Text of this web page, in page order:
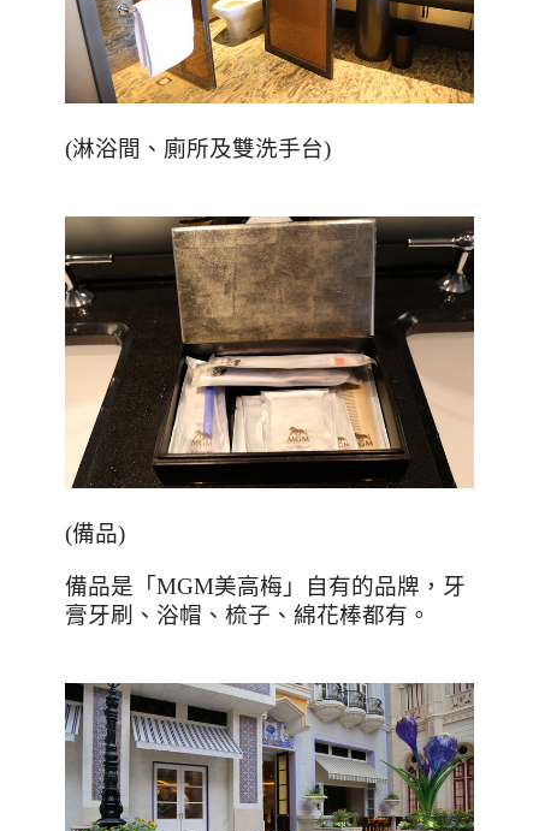
(淋浴間、廁所及雙洗手台)
(備品)
備品是「 MGM美高梅」自有的品牌，牙
膏牙刷、浴帽、梳子、綿花棒都有。